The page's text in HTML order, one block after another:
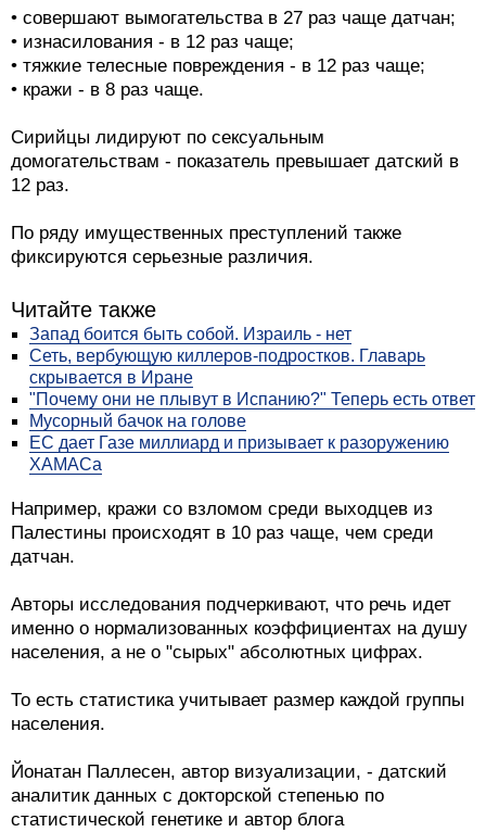
• совершают вымогательства в 27 раз чаще датчан;
• изнасилования - в 12 раз чаще;
• тяжкие телесные повреждения - в 12 раз чаще;
• кражи - в 8 раз чаще.
Сирийцы лидируют по сексуальным
домогательствам - показатель превышает датский в
12 раз.
По ряду имущественных преступлений также
фиксируются серьезные различия.
Читайте также
Запад боится быть собой. Израиль - нет
Сеть, вербующую киллеров-подростков. Главарь
скрывается в Иране
"Почему они не плывут в Испанию?" Теперь есть ответ
Мусорный бачок на голове
ЕС дает Газе миллиард и призывает к разоружению
ХАМАСа
Например, кражи со взломом среди выходцев из
Палестины происходят в 10 раз чаще, чем среди
датчан.
Авторы исследования подчеркивают, что речь идет
именно о нормализованных коэффициентах на душу
населения, а не о "сырых" абсолютных цифрах.
То есть статистика учитывает размер каждой группы
населения.
Йонатан Паллесен, автор визуализации, - датский
аналитик данных с докторской степенью по
статистической генетике и автор блога